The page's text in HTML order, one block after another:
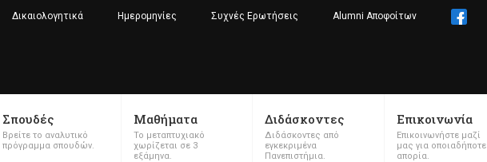
Δικαιολογητικά Ημερομηνίες Συχνές Ερωτήσεις Alumni Αποφοίτων
Σπουδές
Βρείτε το αναλυτικό
πρόγραμμα σπουδών.
Μαθήματα
Το μεταπτυχιακό
χωρίζεται σε 3
εξάμηνα.
Διδάσκοντες
Διδάσκοντες από
εγκεκριμένα
Πανεπιστήμια.
Επικοινωνία
Επικοινωνήστε μαζί
μας για οποιαδήποτε
απορία.